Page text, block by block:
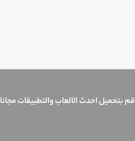
قم بتحميل احدث الالعاب والتطبيقات مجانا